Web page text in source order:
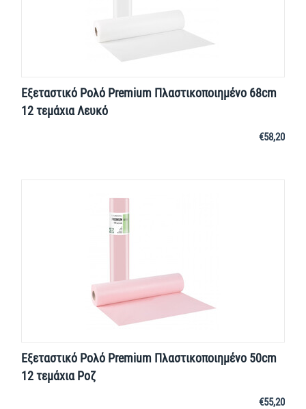
Εξεταστικό Ρολό Premium Πλαστικοποιημένο 68cm
12 τεμάχια Λευκό
€58,20
Εξεταστικό Ρολό Premium Πλαστικοποιημένο 50cm
12 τεμάχια Ροζ
€55,20